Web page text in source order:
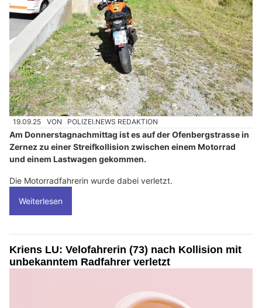
19.09.25 VON POLIZEI.NEWS REDAKTION
Am Donnerstagnachmittag ist es auf der Ofenbergstrasse in
Zernez zu einer Streifkollision zwischen einem Motorrad
und einem Lastwagen gekommen.
Die Motorradfahrerin wurde dabei verletzt.
Weiterlesen
Kriens LU: Velofahrerin (73) nach Kollision mit
unbekanntem Radfahrer verletzt